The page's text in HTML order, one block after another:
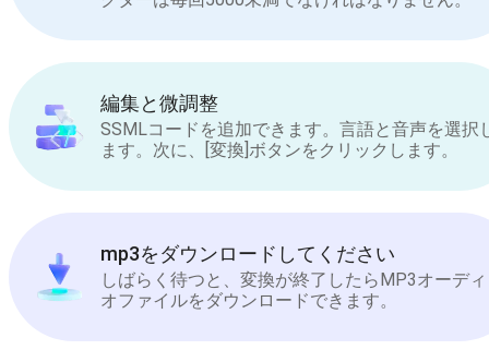
編集と微調整
SSMLコードを追加できます。言語と音声を選択
ます。次に、[変換]ボタンをクリックします。
mp3をダウンロードしてください
しばらく待つと、変換が終了したらMP3オーディ
オファイルをダウンロードできます。